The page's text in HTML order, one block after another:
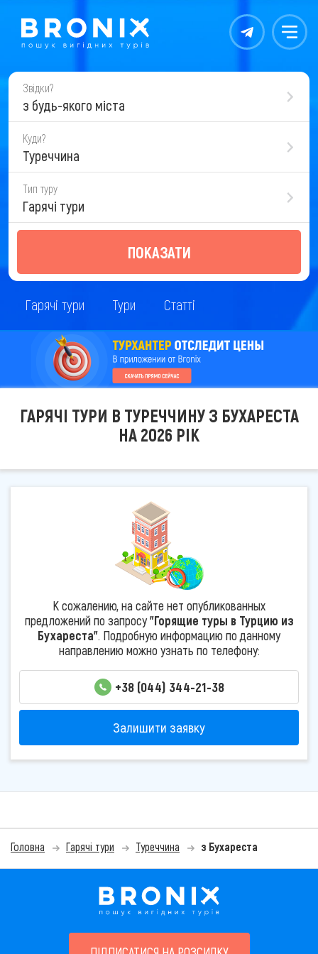
Контакты Меню
Звідки?
з будь-якого міста
Куди?
Туреччина
Тип туру
Гарячі тури
ПОКАЗАТИ
Гарячі тури Тури Статті
ГАРЯЧІ ТУРИ В ТУРЕЧЧИНУ З БУХАРЕСТА
НА 2026 РІК
К сожалению, на сайте нет опубликованных
предложений по запросу"Горящие туры в Турцию из
Бухареста". Подробную информацию по данному
направлению можно узнать по телефону:
+38 (044) 344-21-38
Залишити заявку
Головна Гарячі тури Туреччина з Бухареста